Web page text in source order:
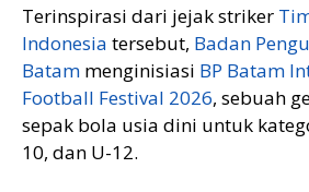
Terinspirasi dari jejak striker
Indonesia tersebut, Badan
Batam menginisiasi BP Batam
Football Festival 2026, sebuah
sepak bola usia dini untuk
10, dan U-12.